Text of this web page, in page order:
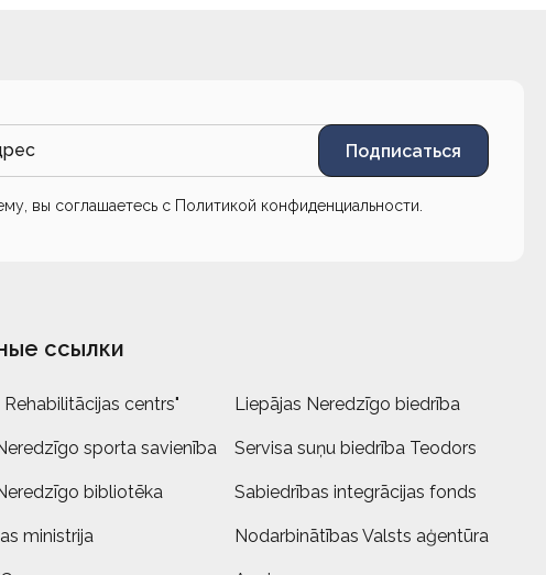
Подписаться
вы соглашаетесь с Политикой конфиденциальности
ссылки
Rehabilitācijas centrs" Liepājas Neredzīgo biedrība
sporta savienība Servisa suņu biedrība Teodors
bibliotēka Sabiedrības integrācijas fonds
ministrija Nodarbinātības Valsts aģentūra